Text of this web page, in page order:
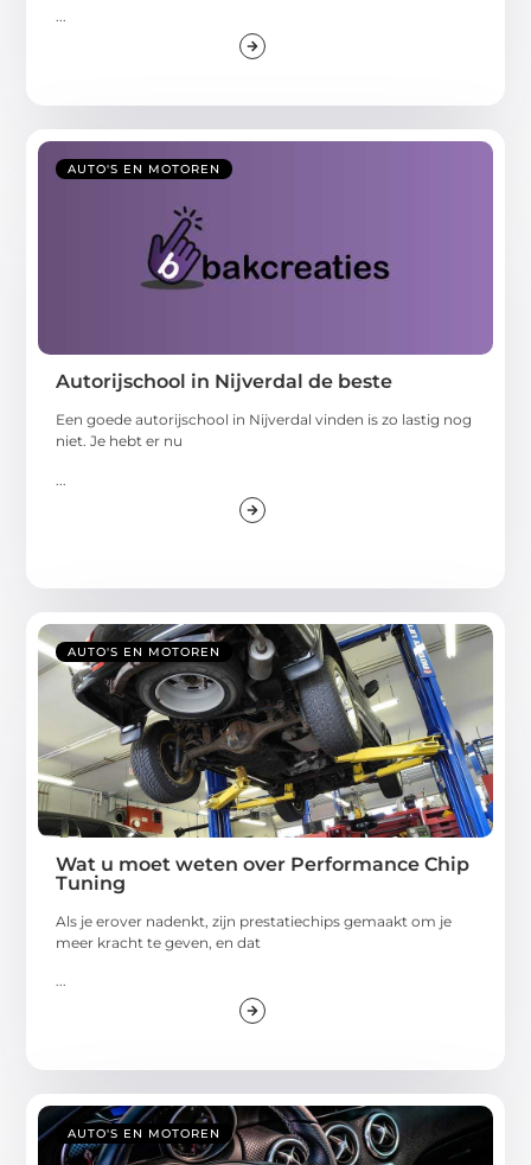
...
AUTO'S EN MOTOREN
Autorijschool in Nijverdal de beste
Een goede autorijschool in Nijverdal vinden is zo lastig nog
niet. Je hebt er nu
AUTO'S EN MOTOREN
Wat u moet weten over Performance Chip
Tuning
Als je erover nadenkt, zijn prestatiechips gemaakt om je
meer kracht te geven, en dat
...
AUTO'S EN MOTOREN